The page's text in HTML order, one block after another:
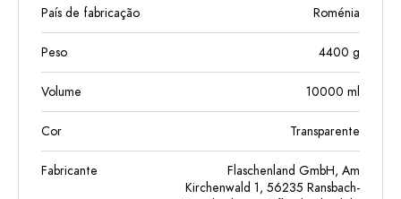
País de fabricação Roménia
Peso 4400 g
Volume 10000 ml
Cor Transparente
Fabricante
Flaschenland GmbH, Am
Kirchenwald 1, 56235 Ransbach-